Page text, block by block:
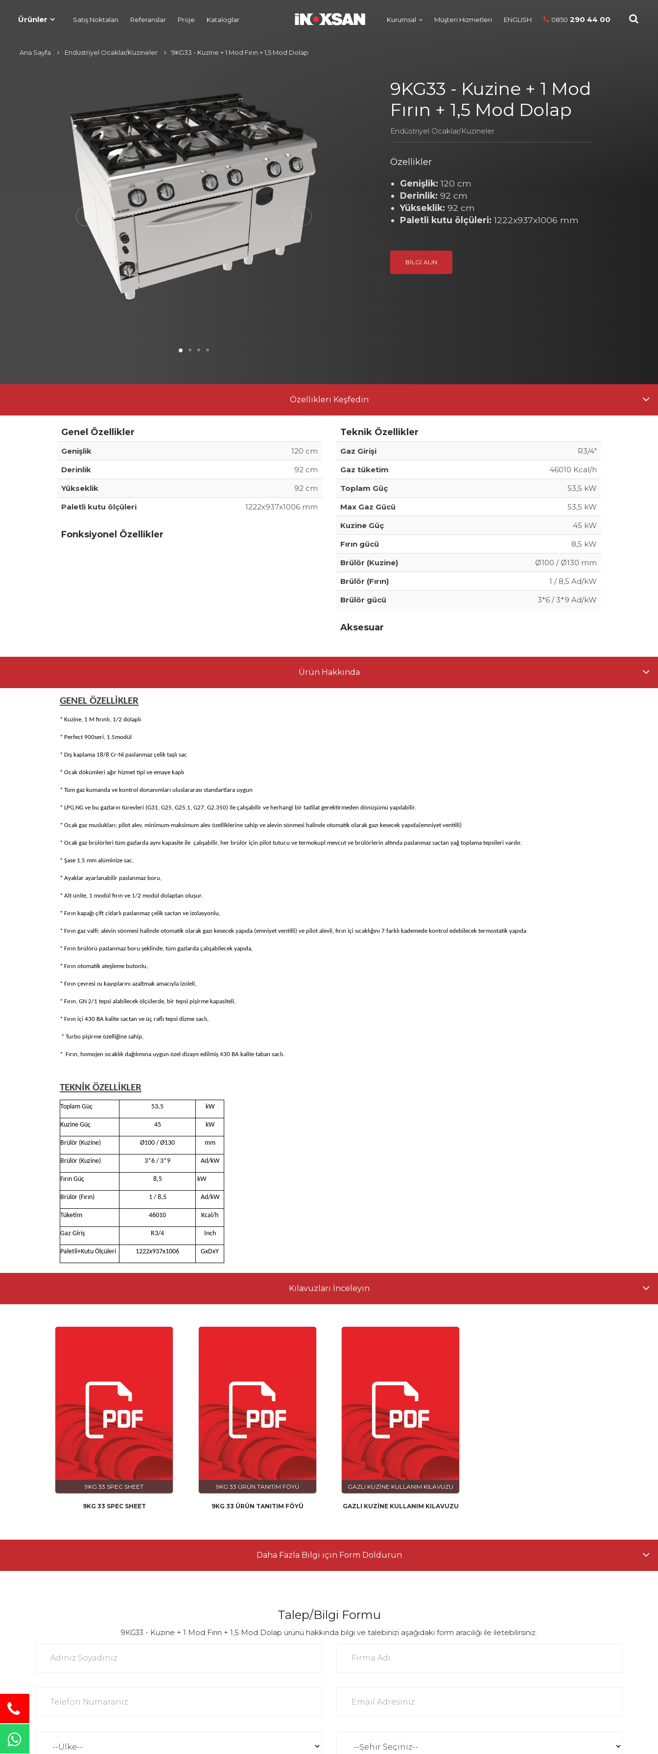
Ürünler Satış Noktaları Referanslar Proje Kataloglar Kurumsal Müşteri Hizmetleri ENGLISH 0850 290 44 00
Ana Sayfa Endüstriyel Ocaklar/Kuzineler 9KG33 - Kuzine + 1 Mod Fırın + 1,5 Mod Dolap
Previous Next
9KG33 - Kuzine + 1 Mod
Fırın + 1,5 Mod Dolap
Endüstriyel Ocaklar/Kuzineler
Özellikler
Genişlik: 120 cm
Derinlik: 92 cm
Yükseklik: 92 cm
Paletli kutu ölçüleri: 1222x937x1006 mm
BILGI ALIN
Özellikleri Keşfedin
Genel Özellikler
Genişlik
120 cm
Derinlik
92 cm
Yükseklik
92 cm
Paletli kutu ölçüleri
1222x937x1006 mm
Fonksiyonel Özellikler
Teknik Özellikler
Gaz Girişi
R3/4"
Gaz tüketim
46010 Kcal/h
Toplam Güç
53,5 kW
Max Gaz Gücü
53,5 kW
Kuzine Güç
45 kW
Fırın gücü
8,5 kW
Brülör (Kuzine)
Ø100 / Ø130 mm
Brülör (Fırın)
1 / 8,5 Ad/kW
Brülör gücü
3*6 / 3*9 Ad/kW
Aksesuar
Ürün Hakkında
GENEL ÖZELLİKLER
* Kuzine, 1 M fırınlı, 1/2 dolaplı
* Perfect 900seri, 1.5modül
* Dış kaplama 18/8 Cr-Ni paslanmaz çelik taşlı sac
* Ocak dökümleri ağır hizmet tipi ve emaye kaplı
* Tüm gaz kumanda ve kontrol donanımları uluslararası standartlara uygun
* LPG,NG ve bu gazların türevleri (G31, G25, G25.1, G27, G2.350) ile çalışabilir ve herhangi bir tadilat gerektirmeden dönüşümü yapılabilir.
* Ocak gaz muslukları; pilot alev, minimum-maksimum alev özelliklerine sahip ve alevin sönmesi halinde otomatik olarak gazı kesecek yapıda(emniyet ventilli)
* Ocak gaz brülörleri tüm gazlarda aynı kapasite ile çalışabilir, her brülör için pilot tutucu ve termokupl mevcut ve brülörlerin altında paslanmaz sactan yağ toplama tepsileri vardır.
* Şase 1,5 mm alüminize sac,
* Ayaklar ayarlanabilir paslanmaz boru,
* Alt ünite, 1 modül fırın ve 1/2 modül dolaptan oluşur.
* Fırın kapağı çift cidarlı paslanmaz çelik sactan ve izolasyonlu,
* Fırın gaz valfi; alevin sönmesi halinde otomatik olarak gazı kesecek yapıda (emniyet ventilli) ve pilot alevli, fırın içi sıcaklığını 7 farklı kademede kontrol edebilecek termostatik yapıda
* Fırın brülörü paslanmaz boru şeklinde, tüm gazlarda çalışabilecek yapıda,
* Fırın otomatik ateşleme butonlu,
* Fırın çevresi ısı kayıplarını azaltmak amacıyla izoleli,
* Fırın, GN 2/1 tepsi alabilecek ölçülerde, bir tepsi pişirme kapasiteli,
* Fırın içi 430 BA kalite sactan ve üç raflı tepsi dizme saclı,
* Turbo pişirme özelliğine sahip,
* Fırın, homojen sıcaklık dağılımına uygun özel dizayn edilmiş 430 BA kalite taban saclı.
TEKNİK ÖZELLİKLER
Toplam Güç 53,5 kW
Kuzine Güç 45 kW
Brülör (Kuzine) Ø100 / Ø130 mm
Brülör (Kuzine) 3*6 / 3*9 Ad/kW
Fırın Güç 8,5 kW
Brülör (Fırın) 1 / 8,5 Ad/kW
Tüketim 46010 Kcal/h
Gaz Giriş R3/4 Inch
Paletli+Kutu Ölçüleri 1222x937x1006 GxDxY
Kılavuzları İnceleyin
9KG 33 SPEC SHEET
9KG 33 SPEC SHEET
9KG 33 ÜRÜN TANITIM FÖYÜ
9KG 33 ÜRÜN TANITIM FÖYÜ
GAZLI KUZİNE KULLANIM KILAVUZU
GAZLI KUZİNE KULLANIM KILAVUZU
Daha Fazla Bilgi için Form Doldurun
Talep/Bilgi Formu
9KG33 - Kuzine + 1 Mod Fırın + 1,5 Mod Dolap ürünü hakkında bilgi ve talebinizi aşağıdaki form aracılığı ile iletebilirsiniz.